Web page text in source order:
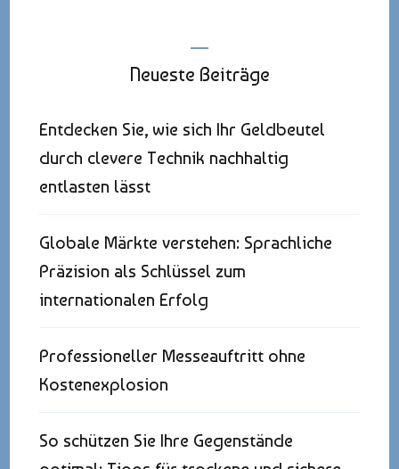
Neueste Beiträge
Entdecken Sie, wie sich Ihr Geldbeutel
durch clevere Technik nachhaltig
entlasten lässt
Globale Märkte verstehen: Sprachliche
Präzision als Schlüssel zum
internationalen Erfolg
Professioneller Messeauftritt ohne
Kostenexplosion
So schützen Sie Ihre Gegenstände